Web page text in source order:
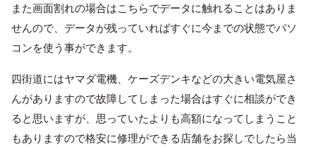
また画面割れの場合はこちらでデータに触れることはありま
せんので、データが残っていればすぐに今までの状態でパソ
コンを使う事ができます。
四街道にはヤマダ電機、ケーズデンキなどの大きい電気屋さ
んがありますので故障してしまった場合はすぐに相談ができ
ると思いますが、思っていたよりも高額になってしまうこと
もありますので格安に修理ができる店舗をお探しでしたら当